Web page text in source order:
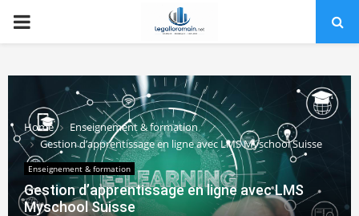
PRIMARY
Home
Enseignement & formation
Gestion d’apprentissage en ligne avec LMS Myschool Suisse
Enseignement & formation
Gestion d’apprentissage en ligne avec LMS
Myschool Suisse